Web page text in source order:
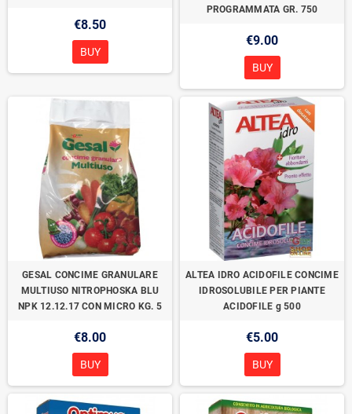
€8.50
BUY
PROGRAMMATA GR. 750
€9.00
BUY
GESAL CONCIME GRANULARE
MULTIUSO NITROPHOSKA BLU
NPK 12.12.17 CON MICRO KG. 5
€8.00
BUY
ALTEA IDRO ACIDOFILE CONCIME
IDROSOLUBILE PER PIANTE
ACIDOFILE g 500
€5.00
BUY